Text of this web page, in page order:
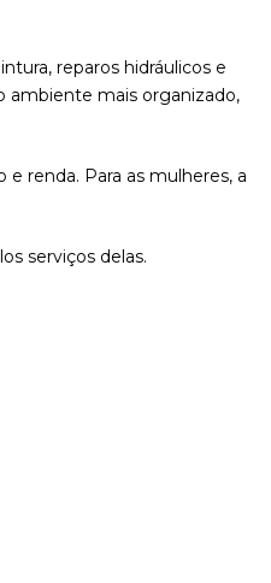
reparos hidráulicos e
ambiente mais organizado,
renda. Para as mulheres, a
serviços delas.